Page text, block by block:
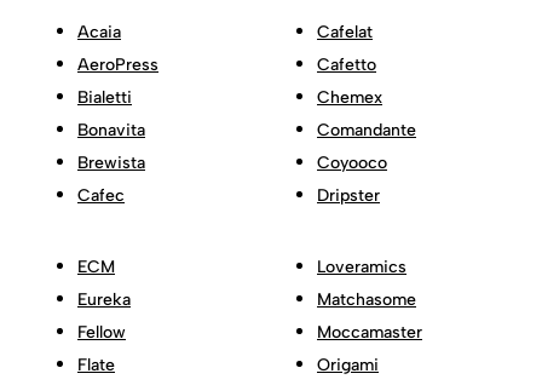
Acaia
AeroPress
Bialetti
Bonavita
Brewista
Cafec
Cafelat
Cafetto
Chemex
Comandante
Coyooco
Dripster
ECM
Eureka
Fellow
Flate
Loveramics
Matchasome
Moccamaster
Origami